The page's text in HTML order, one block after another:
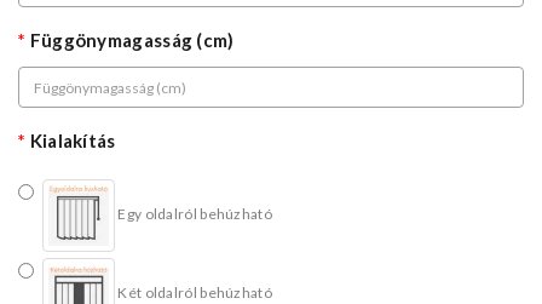
Függönymagasság (cm)
Kialakítás
Egy oldalról behúzható
Két oldalról behúzható